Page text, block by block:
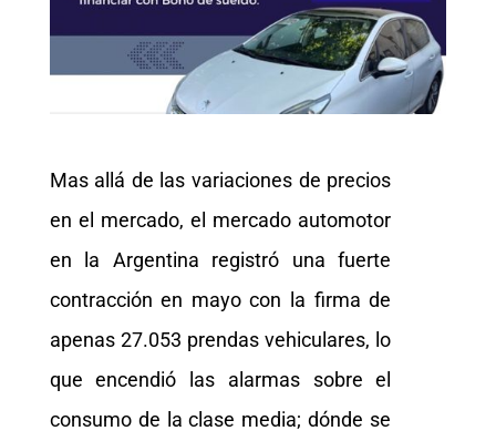
Mas allá de las variaciones de precios
en el mercado, el mercado automotor
en la Argentina registró una fuerte
contracción en mayo con la firma de
apenas 27.053 prendas vehiculares, lo
que encendió las alarmas sobre el
consumo de la clase media; dónde se